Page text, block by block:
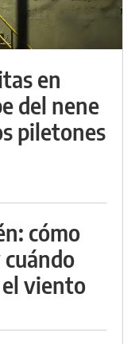
en
del nene
piletones
cómo
viento